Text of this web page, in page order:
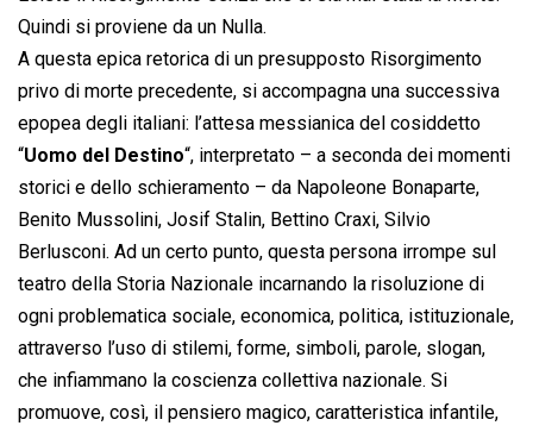
Quindi si proviene da un Nulla.
A questa epica retorica di un presupposto Risorgimento
privo di morte precedente, si accompagna una successiva
epopea degli italiani: l’attesa messianica del cosiddetto
“Uomo del Destino“, interpretato – a seconda dei momenti
storici e dello schieramento – da Napoleone Bonaparte,
Benito Mussolini, Josif Stalin, Bettino Craxi, Silvio
Berlusconi. Ad un certo punto, questa persona irrompe sul
teatro della Storia Nazionale incarnando la risoluzione di
ogni problematica sociale, economica, politica, istituzionale,
attraverso l’uso di stilemi, forme, simboli, parole, slogan,
che infiammano la coscienza collettiva nazionale. Si
promuove, così, il pensiero magico, caratteristica infantile,